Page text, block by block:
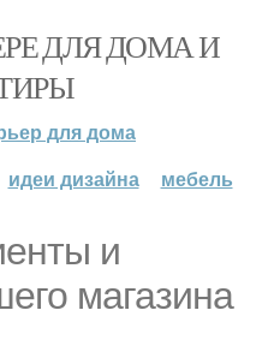
ДЛЯ ДОМА И
для дома
идеи дизайна мебель
и
магазина